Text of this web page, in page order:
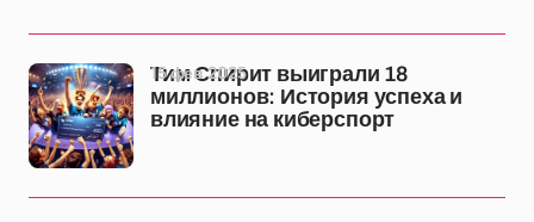
Тим Спирит выиграли 18
миллионов: История успеха и
влияние на киберспорт
15 фев 2025